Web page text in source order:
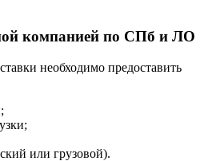
компанией по СПб и ЛО
необходимо предоставить
или грузовой).